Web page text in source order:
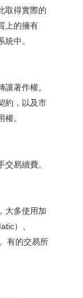
得實際的
上的擁有
中。
著作權。
約，以及市
。
易續費。
多使用加
）、
有的交易所